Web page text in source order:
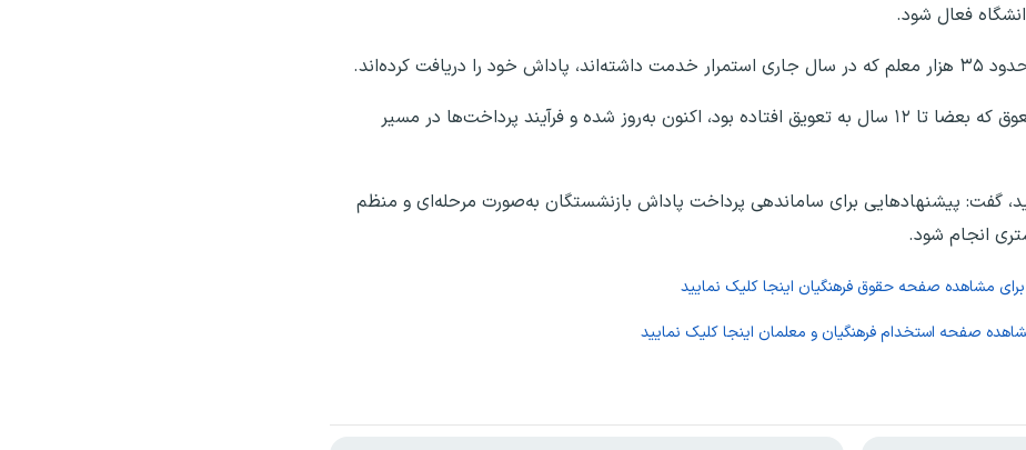
فعال شود.
کرده‌اند.
فرهادی تصریح کرد: بیش از ۴۰ عنوان پرداختی معوق که بعضا تا ۱۲ سال به تعویق افتاده بود، اکنون به‌روز شده و فرآیند پرداخت‌ها در مسیر
گفت: پیشنهادهایی برای ساماندهی پرداخت پاداش بازنشستگان به‌صورت مرحله‌ای و منظم
انجام شود.
برای مشاهده صفحه حقوق فرهنگیان اینجا کلیک نمایید
صفحه استخدام فرهنگیان و معلمان اینجا کلیک نمایید